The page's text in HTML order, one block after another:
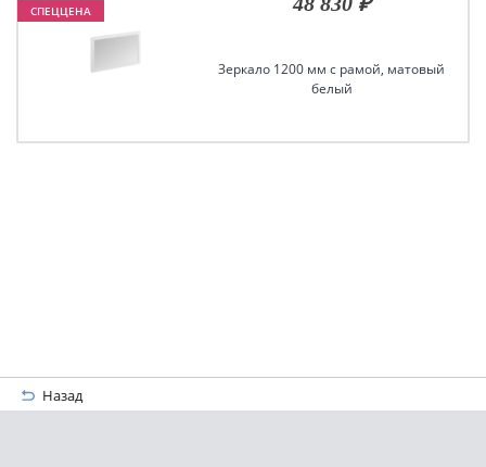
СПЕЦЦЕНА
Зеркало 1200 мм с рамой, матовый
белый
Назад